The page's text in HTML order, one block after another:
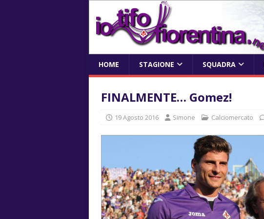
HOME STAGIONE SQUADRA
FINALMENTE… Gomez!
19 Agosto 2016 Simone Calciomercato